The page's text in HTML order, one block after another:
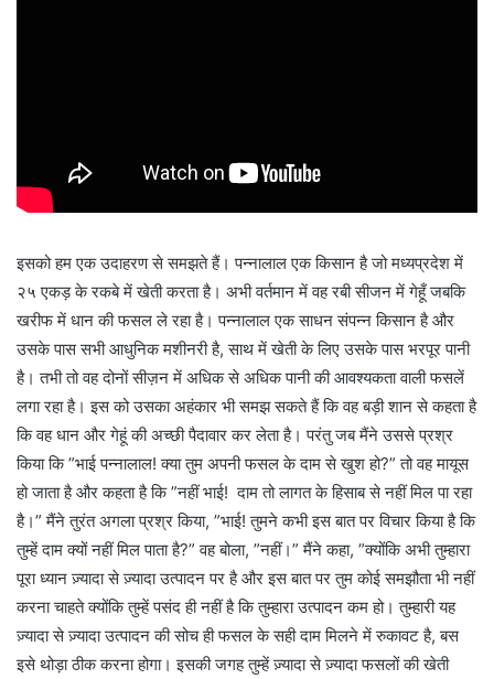
इसको हम एक उदाहरण से समझते हैं। पन्नालाल एक किसान है जो मध्यप्रदेश में
२५ एकड़ के रकबे में खेती करता है। अभी वर्तमान में वह रबी सीजन में गेहूँ जबकि
खरीफ में धान की फसल ले रहा है। पन्नालाल एक साधन संपन्न किसान है और
उसके पास सभी आधुनिक मशीनरी है, साथ में खेती के लिए उसके पास भरपूर पानी
है। तभी तो वह दोनों सीज़न में अधिक से अधिक पानी की आवश्यकता वाली फसलें
लगा रहा है। इस को उसका अहंकार भी समझ सकते हैं कि वह बड़ी शान से कहता है
कि वह धान और गेहूं की अच्छी पैदावार कर लेता है। परंतु जब मैंने उससे प्रश्र
किया कि ”भाई पन्नालाल! क्या तुम अपनी फसल के दाम से खुश हो?” तो वह मायूस
हो जाता है और कहता है कि ”नहीं भाई! दाम तो लागत के हिसाब से नहीं मिल पा रहा
है।” मैंने तुरंत अगला प्रश्र किया, ”भाई! तुमने कभी इस बात पर विचार किया है कि
तुम्हें दाम क्यों नहीं मिल पाता है?” वह बोला, ”नहीं।” मैंने कहा, ”क्योंकि अभी तुम्हारा
पूरा ध्यान ज़्यादा से ज़्यादा उत्पादन पर है और इस बात पर तुम कोई समझौता भी नहीं
करना चाहते क्योंकि तुम्हें पसंद ही नहीं है कि तुम्हारा उत्पादन कम हो। तुम्हारी यह
ज़्यादा से ज़्यादा उत्पादन की सोच ही फसल के सही दाम मिलने में रुकावट है, बस
इसे थोड़ा ठीक करना होगा। इसकी जगह तुम्हें ज़्यादा से ज़्यादा फसलों की खेती